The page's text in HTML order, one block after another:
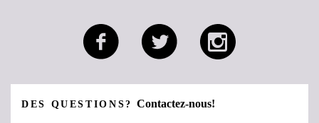
DES QUESTIONS?Contactez-nous!